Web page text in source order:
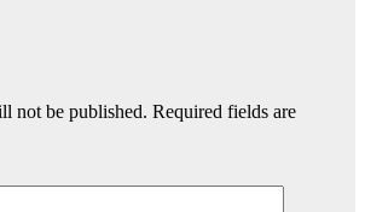
not be published. Required fields are